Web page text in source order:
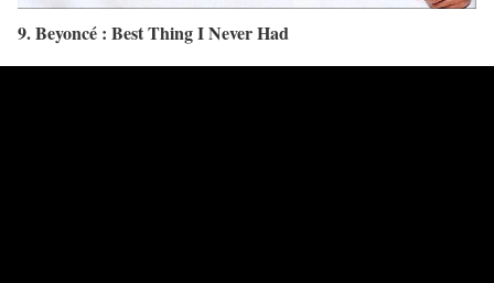
9. Beyoncé : Best Thing I Never Had